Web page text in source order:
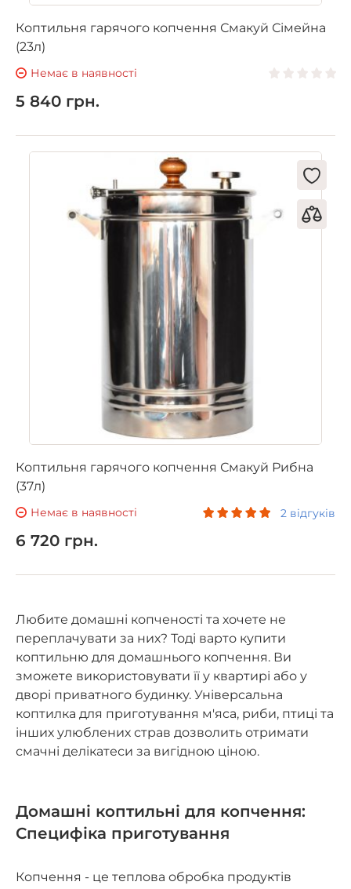
Коптильня гарячого копчення Смакуй Сімейна
(23л)
Немає в наявності
5 840 грн.
Коптильня гарячого копчення Смакуй Рибна
(37л)
Немає в наявності 2 відгуків
6 720 грн.
Любите домашні копченості та хочете не
переплачувати за них? Тоді варто купити
коптильню для домашнього копчення. Ви
зможете використовувати її у квартирі або у
дворі приватного будинку. Універсальна
коптилка для приготування м'яса, риби, птиці та
інших улюблених страв дозволить отримати
смачні делікатеси за вигідною ціною.
Домашні коптильні для копчення:
Специфіка приготування
Копчення - це теплова обробка продуктів